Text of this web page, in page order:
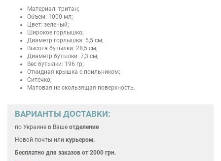
Материал: тритан;
Объем: 1000 мл;
Цвет: зеленый;
Широкое горлышко;
Диаметр горлышка: 5,5 см;
Высота бутылки: 28,5 см;
Диаметр бутылки: 7,3 см;
Вес бутылки: 196 гр;
Откидная крышка с поильником;
Ситечко;
Матовая не скользящая поверхность.
ВАРИАНТЫ ДОСТАВКИ:
по Украине в Ваше отделение
Новой почты или курьером.
Бесплатно для заказов от 2000 грн.